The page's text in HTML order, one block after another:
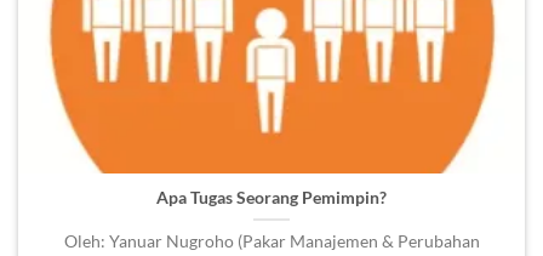
Apa Tugas Seorang Pemimpin?
Oleh: Yanuar Nugroho (Pakar Manajemen & Perubahan